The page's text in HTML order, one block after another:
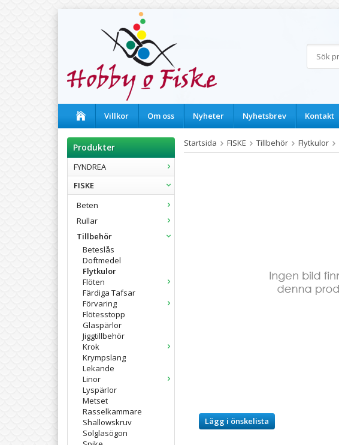
Villkor Om oss Nyheter Nyhetsbrev Kontakt
Produkter
FYNDREA
FISKE
Beten
Rullar
Tillbehör
Beteslås
Doftmedel
Flytkulor
Flöten
Färdiga Tafsar
Förvaring
Flötesstopp
Glaspärlor
Jiggtillbehör
Krok
Krympslang
Lekande
Linor
Lyspärlor
Metset
Rasselkammare
Shallowskruv
Solglasögon
Startsida FISKE Tillbehör Flytkulor
Lägg i önskelista